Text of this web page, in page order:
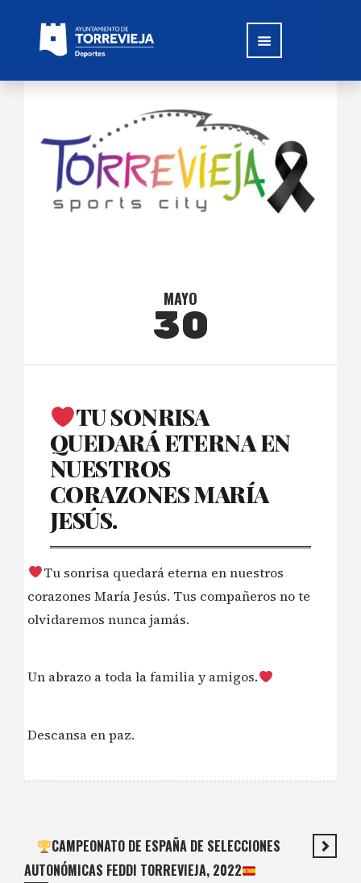
MAYO
30
TU SONRISA
QUEDARÁ ETERNA EN
NUESTROS
CORAZONES MARÍA
JESÚS.
Tu sonrisa quedará eterna en nuestros
corazones María Jesús. Tus compañeros no te
olvidaremos nunca jamás.
Un abrazo a toda la familia y amigos.
Descansa en paz.
CAMPEONATO DE ESPAÑA DE SELECCIONES
AUTONÓMICAS FEDDI TORREVIEJA, 2022